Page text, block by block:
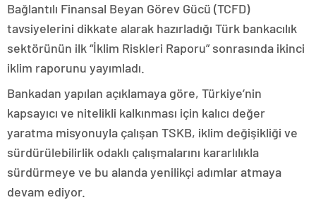
Bağlantılı Finansal Beyan Görev Gücü (TCFD)
tavsiyelerini dikkate alarak hazırladığı Türk bankacılık
sektörünün ilk “İklim Riskleri Raporu” sonrasında ikinci
iklim raporunu yayımladı.
Bankadan yapılan açıklamaya göre, Türkiye’nin
kapsayıcı ve nitelikli kalkınması için kalıcı değer
yaratma misyonuyla çalışan TSKB, iklim değişikliği ve
sürdürülebilirlik odaklı çalışmalarını kararlılıkla
sürdürmeye ve bu alanda yenilikçi adımlar atmaya
devam ediyor.